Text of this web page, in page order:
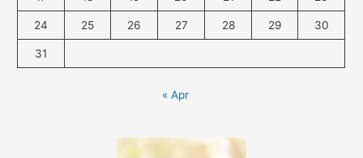
24 25 26 27 28 29 30
31
« Apr